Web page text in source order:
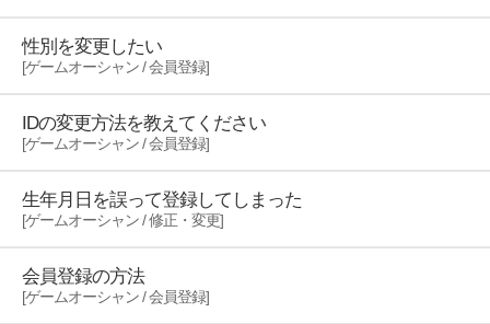
性別を変更したい
[ゲームオーシャン / 会員登録]
IDの変更方法を教えてください
[ゲームオーシャン / 会員登録]
生年月日を誤って登録してしまった
[ゲームオーシャン / 修正・変更]
会員登録の方法
[ゲームオーシャン / 会員登録]